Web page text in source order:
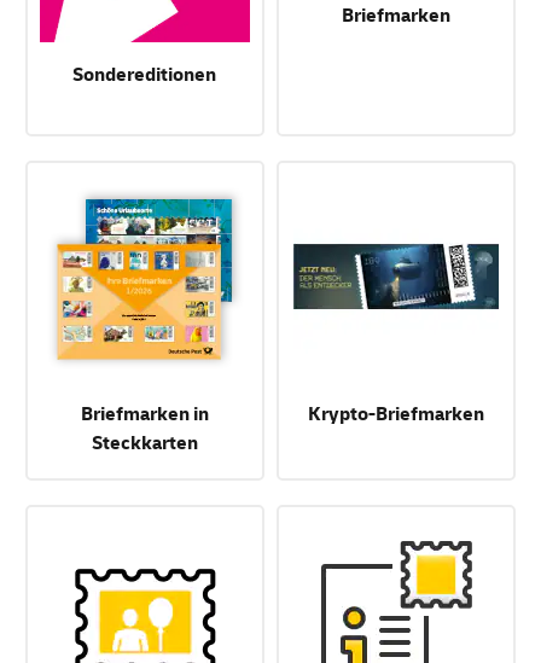
Sondereditionen
Briefmarken
Briefmarken in
Steckkarten
Krypto-Briefmarken